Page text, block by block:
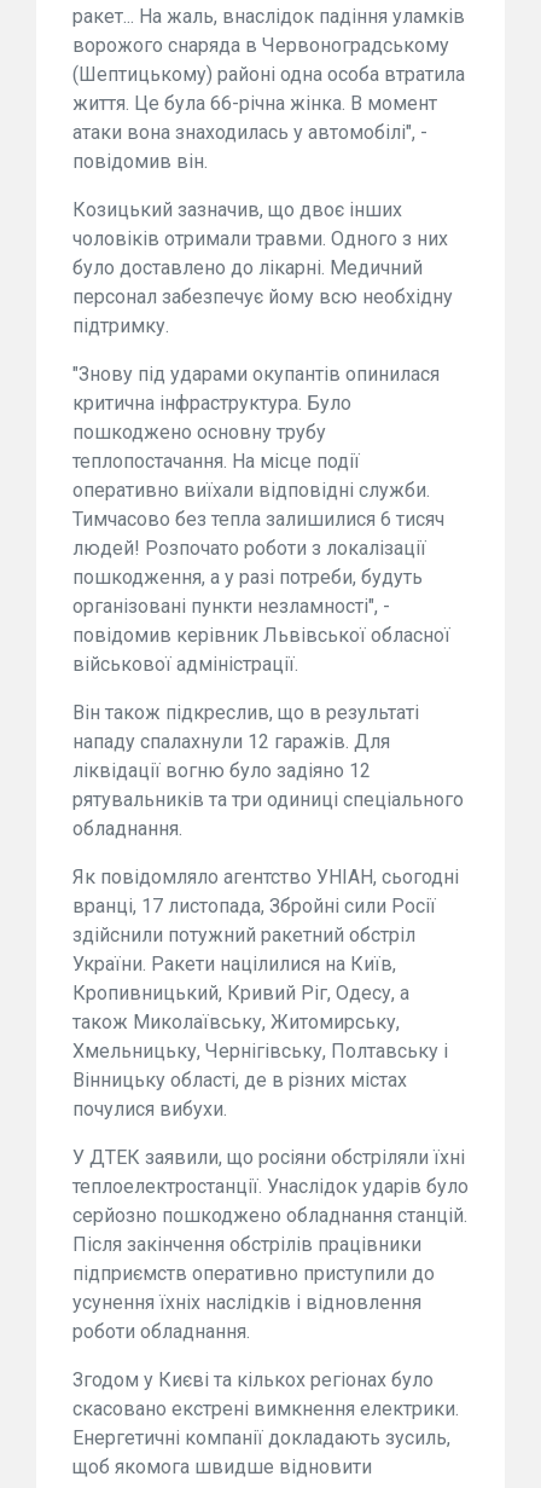
ракет... На жаль, внаслідок падіння уламків
ворожого снаряда в Червоноградському
(Шептицькому) районі одна особа втратила
життя. Це була 66-річна жінка. В момент
атаки вона знаходилась у автомобілі", -
повідомив він.
Козицький зазначив, що двоє інших
чоловіків отримали травми. Одного з них
було доставлено до лікарні. Медичний
персонал забезпечує йому всю необхідну
підтримку.
"Знову під ударами окупантів опинилася
критична інфраструктура. Було
пошкоджено основну трубу
теплопостачання. На місце події
оперативно виїхали відповідні служби.
Тимчасово без тепла залишилися 6 тисяч
людей! Розпочато роботи з локалізації
пошкодження, а у разі потреби, будуть
організовані пункти незламності", -
повідомив керівник Львівської обласної
військової адміністрації.
Він також підкреслив, що в результаті
нападу спалахнули 12 гаражів. Для
ліквідації вогню було задіяно 12
рятувальників та три одиниці спеціального
обладнання.
Як повідомляло агентство УНІАН, сьогодні
вранці, 17 листопада, Збройні сили Росії
здійснили потужний ракетний обстріл
України. Ракети націлилися на Київ,
Кропивницький, Кривий Ріг, Одесу, а
також Миколаївську, Житомирську,
Хмельницьку, Чернігівську, Полтавську і
Вінницьку області, де в різних містах
почулися вибухи.
У ДТЕК заявили, що росіяни обстріляли їхні
теплоелектростанції. Унаслідок ударів було
серйозно пошкоджено обладнання станцій.
Після закінчення обстрілів працівники
підприємств оперативно приступили до
усунення їхніх наслідків і відновлення
роботи обладнання.
Згодом у Києві та кількох регіонах було
скасовано екстрені вимкнення електрики.
Енергетичні компанії докладають зусиль,
щоб якомога швидше відновити